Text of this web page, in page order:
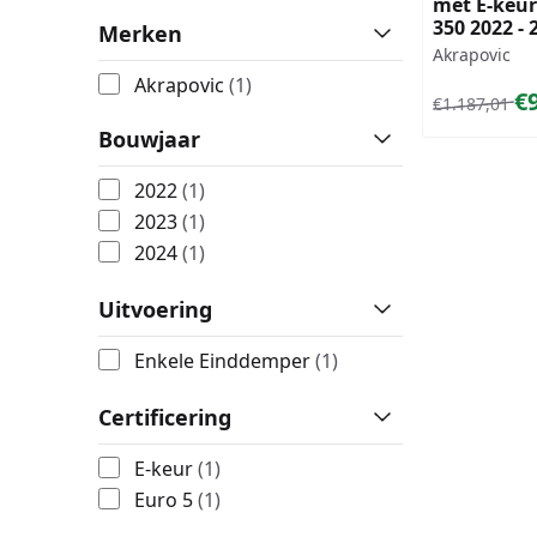
Merken
Akrapovic (1)
Bouwjaar
2022(1)
2023(1)
2024(1)
Uitvoering
Enkele Einddemper(1)
Certificering
E-keur(1)
Euro 5(1)
350 2022 -
Merk:
Akrapovic
Van 1
€1.187,01